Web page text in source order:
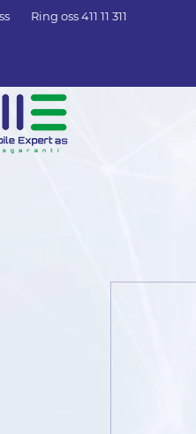
Ring oss 411 11 311